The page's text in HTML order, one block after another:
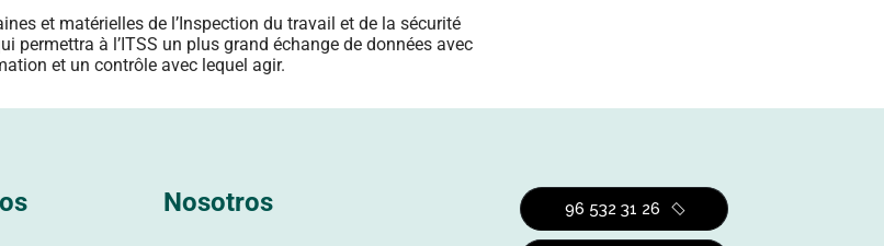
et matérielles de l’Inspection du travail et de la sécurité
à l’ITSS un plus grand échange de données avec
et un contrôle avec lequel agir.
Nosotros 96 532 31 26